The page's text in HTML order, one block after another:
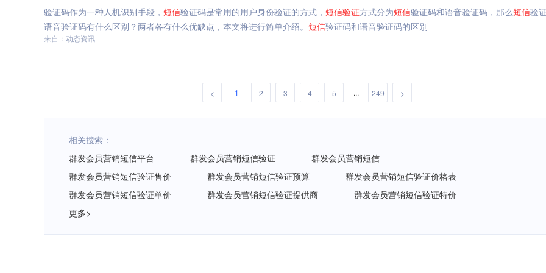
验证码作为一种人机识别手段， 短信验证码是常用的用户身份验证的方式， 短信验证方式分为短信验证码和语音验证码，那么短信验
语音验证码有什么区别？两者各有什么优缺点，本文将进行简单介绍。 短信验证码和语音验证码的区别
来自：动态资讯
< 1 2 3 4 5 ... 249 >
相关搜索：
群发会员营销短信平台
群发会员营销短信验证
群发会员营销短信
群发会员营销短信验证售价
群发会员营销短信验证预算
群发会员营销短信验证价格表
群发会员营销短信验证单价
群发会员营销短信验证提供商
群发会员营销短信验证特价
更多>